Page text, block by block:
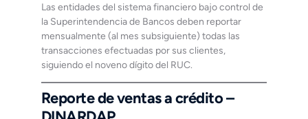
Las entidades del sistema financiero bajo control de
la Superintendencia de Bancos deben reportar
mensualmente (al mes subsiguiente) todas las
transacciones efectuadas por sus clientes,
siguiendo el noveno dígito del RUC.
Reporte de ventas a crédito –